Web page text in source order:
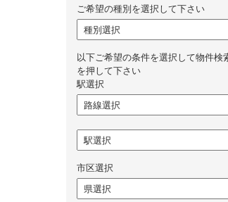
ご希望の種別を選択して下さい
以下ご希望の条件を選択して物件検
を押して下さい
駅選択
市区選択